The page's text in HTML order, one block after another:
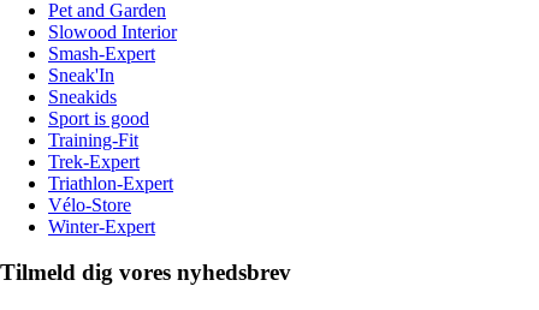
Pet and Garden
Slowood Interior
Smash-Expert
Sneak'In
Sneakids
Sport is good
Training-Fit
Trek-Expert
Triathlon-Expert
Vélo-Store
Winter-Expert
Tilmeld dig vores nyhedsbrev